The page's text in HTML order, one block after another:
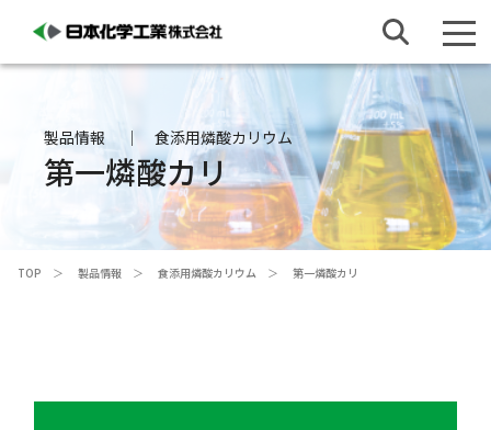
製品情報 食添用燐酸カリウム
第一燐酸カリ
TOP 製品情報 食添用燐酸カリウム 第一燐酸カリ